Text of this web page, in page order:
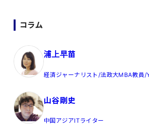
コラム
浦上早苗
経済ジャーナリスト/法政大MBA教員
山谷剛史
中国アジアITライター